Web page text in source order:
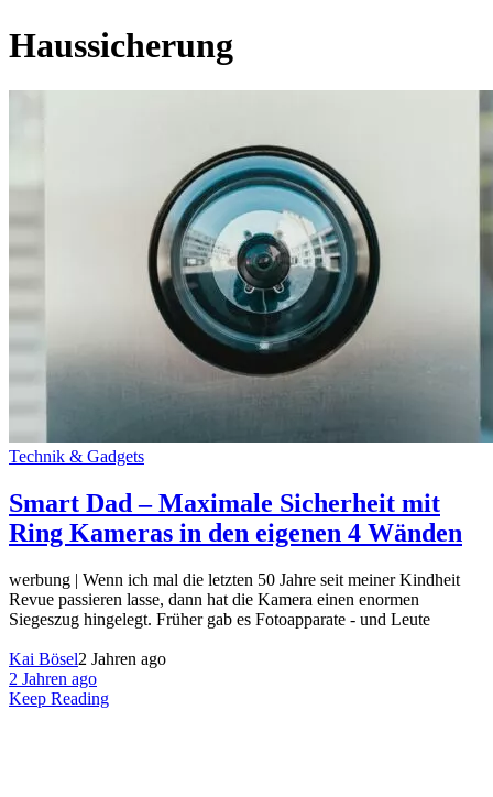
Haussicherung
Technik & Gadgets
Smart Dad – Maximale Sicherheit mit
Ring Kameras in den eigenen 4 Wänden
werbung | Wenn ich mal die letzten 50 Jahre seit meiner Kindheit
Revue passieren lasse, dann hat die Kamera einen enormen
Siegeszug hingelegt. Früher gab es Fotoapparate - und Leute
Kai Bösel2 Jahren ago
2 Jahren ago
Keep Reading